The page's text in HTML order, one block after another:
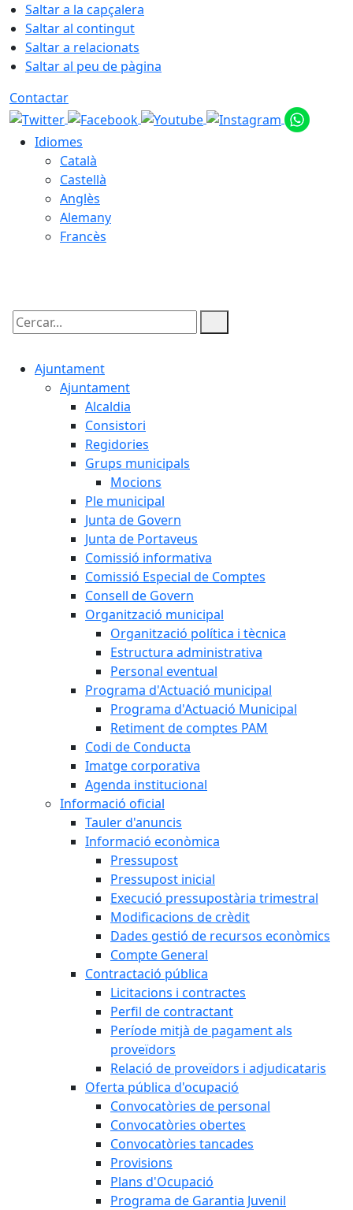
Saltar a la capçalera
Saltar al contingut
Saltar a relacionats
Saltar al peu de pàgina
Contactar
Idiomes
Català
Castellà
Anglès
Alemany
Francès
Cercar:
Ajuntament
Ajuntament
Alcaldia
Consistori
Regidories
Grups municipals
Mocions
Ple municipal
Junta de Govern
Junta de Portaveus
Comissió informativa
Comissió Especial de Comptes
Consell de Govern
Organització municipal
Organització política i tècnica
Estructura administrativa
Personal eventual
Programa d'Actuació municipal
Programa d'Actuació Municipal
Retiment de comptes PAM
Codi de Conducta
Imatge corporativa
Agenda institucional
Informació oficial
Tauler d'anuncis
Informació econòmica
Pressupost
Pressupost inicial
Execució pressupostària trimestral
Modificacions de crèdit
Dades gestió de recursos econòmics
Compte General
Contractació pública
Licitacions i contractes
Perfil de contractant
Període mitjà de pagament als
proveïdors
Relació de proveïdors i adjudicataris
Oferta pública d'ocupació
Convocatòries de personal
Convocatòries obertes
Convocatòries tancades
Provisions
Plans d'Ocupació
Programa de Garantia Juvenil